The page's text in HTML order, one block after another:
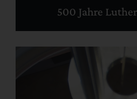
500 Jahre